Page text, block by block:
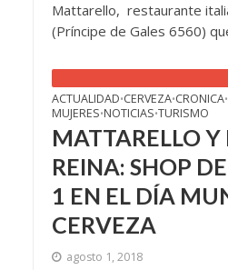
Mattarello, restaurante
(Príncipe de Gales 6560)
ACTUALIDAD•CERVEZA•CRONICA•
MUJERES•NOTICIAS•TURISMO
MATTARELLO Y
REINA: SHOP
1 EN EL DÍA
CERVEZA
agosto 1, 2018